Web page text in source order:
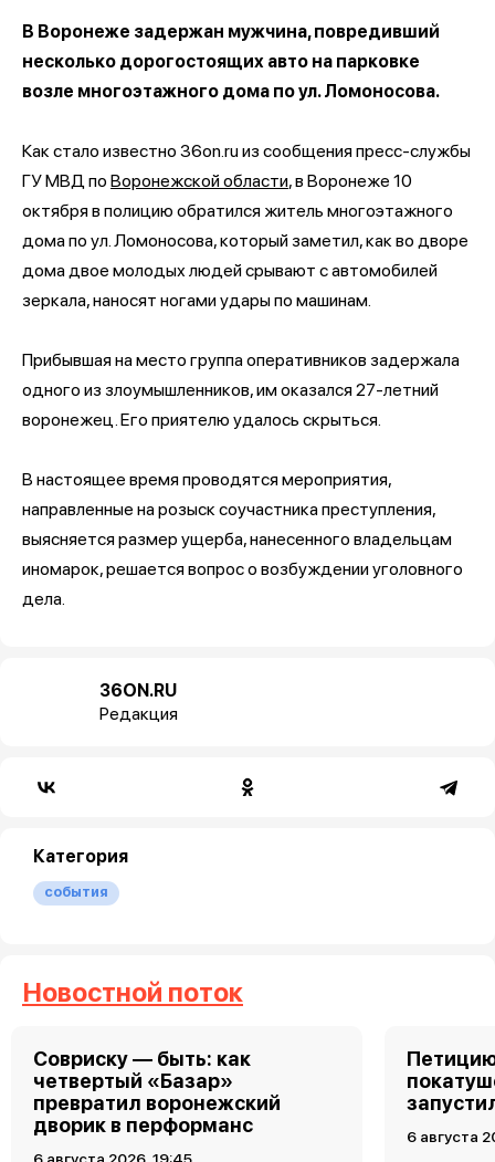
В Воронеже задержан мужчина, повредивший
несколько дорогостоящих авто на парковке
возле многоэтажного дома по ул. Ломоносова.
Как стало известно 36on.ru из сообщения пресс-службы
ГУ МВД по Воронежской области, в Воронеже 10
октября в полицию обратился житель многоэтажного
дома по ул. Ломоносова, который заметил, как во дворе
дома двое молодых людей срывают с автомобилей
зеркала, наносят ногами удары по машинам.
Прибывшая на место группа оперативников задержала
одного из злоумышленников, им оказался 27-летний
воронежец. Его приятелю удалось скрыться.
В настоящее время проводятся мероприятия,
направленные на розыск соучастника преступления,
выясняется размер ущерба, нанесенного владельцам
иномарок, решается вопрос о возбуждении уголовного
дела.
36ON.RU
Редакция
Категория
события
Новостной поток
Совриску — быть: как
четвертый «Базар»
превратил воронежский
дворик в перформанс
6 августа 2026, 19:45
6 августа